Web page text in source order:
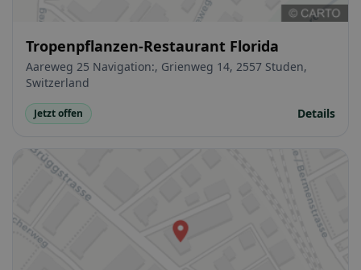
Tropenpflanzen-Restaurant Florida
Aareweg 25 Navigation:, Grienweg 14, 2557 Studen,
Switzerland
Jetzt offen Details